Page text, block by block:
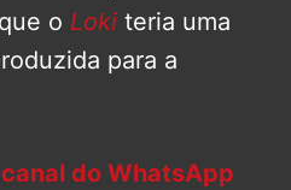
o Loki teria uma
para a
do WhatsApp